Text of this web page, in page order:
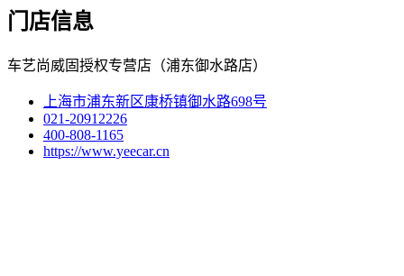
门店信息
车艺尚威固授权专营店（浦东御水路店）
上海市浦东新区康桥镇御水路698号
021-20912226
400-808-1165
https://www.yeecar.cn